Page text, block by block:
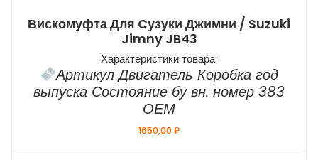
Вискомуфта Для Cузуки Джимни / Suzuki
Jimny JB43
Характеристики товара:
Артикул Двигатель Коробка год
выпуска Состояние бу вн. номер 383
ОЕМ
1650,00₽